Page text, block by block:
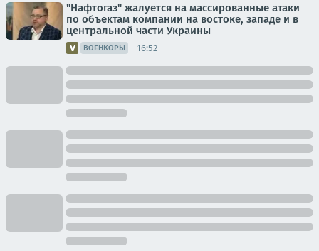
"Нафтогаз" жалуется на массированные атаки
по объектам компании на востоке, западе и в
центральной части Украины
ВОЕНКОРЫ 16:52